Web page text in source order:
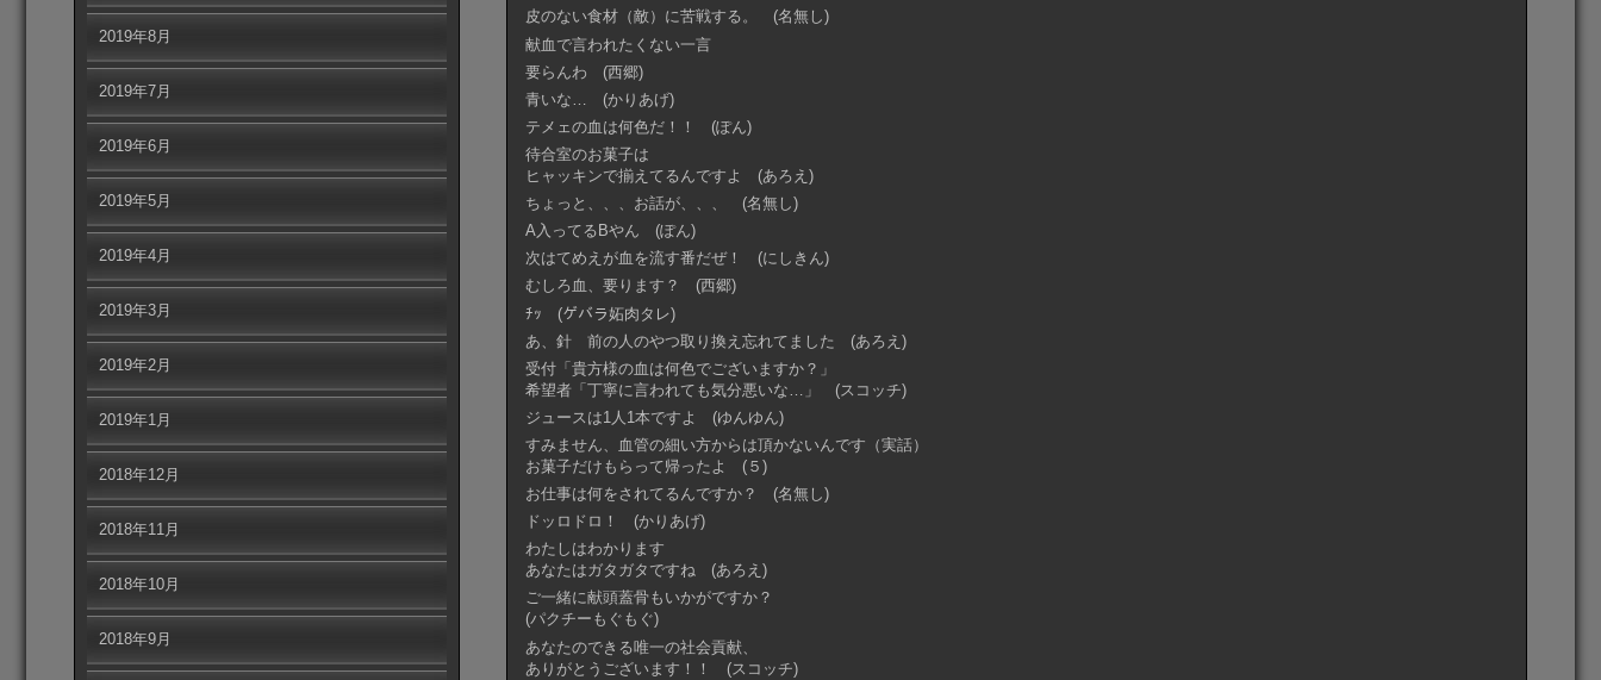
皮のない食材（敵）に苦戦する。 (名無し)
献血で言われたくない一言
要らんわ (西郷)
青いな… (かりあげ)
テメェの血は何色だ！！ (ぽん)
待合室のお菓子は
ヒャッキンで揃えてるんですよ (あろえ)
ちょっと、、、お話が、、、 (名無し)
A入ってるBやん (ぽん)
次はてめえが血を流す番だぜ！ (にしきん)
むしろ血、要ります？ (西郷)
ﾁｯ (ゲバラ妬肉タレ)
あ、針 前の人のやつ取り換え忘れてました (あろえ)
受付「貴方様の血は何色でございますか？」
希望者「丁寧に言われても気分悪いな…」 (スコッチ)
ジュースは1人1本ですよ (ゆんゆん)
すみません、血管の細い方からは頂かないんです（実話）
お菓子だけもらって帰ったよ (５)
お仕事は何をされてるんですか？ (名無し)
ドッロドロ！ (かりあげ)
わたしはわかります
あなたはガタガタですね (あろえ)
ご一緒に献頭蓋骨もいかがですか？
(パクチーもぐもぐ)
あなたのできる唯一の社会貢献、
ありがとうございます！！ (スコッチ)
2019年8月
2019年7月
2019年6月
2019年5月
2019年4月
2019年3月
2019年2月
2019年1月
2018年12月
2018年11月
2018年10月
2018年9月